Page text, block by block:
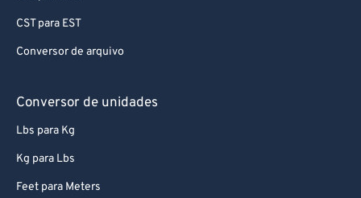
CST para EST
Conversor de arquivo
Conversor de unidades
Lbs para Kg
Kg para Lbs
Feet para Meters